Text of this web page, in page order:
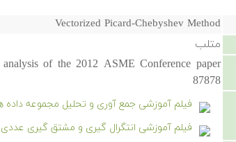
Vectorized Picard-Chebyshev Method
متلب
of the 2012 ASME Conference paper
87878
فیلم آموزشی جمع آوری و تحلیل مجموعه
فیلم آموزشی انتگرال گیری و مشتق گیری